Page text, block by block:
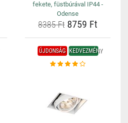
fekete, füstbúrával IP44 -
Odense
8385 Ft 8759 Ft
ÚJDONSÁG KEDVEZMÉNY